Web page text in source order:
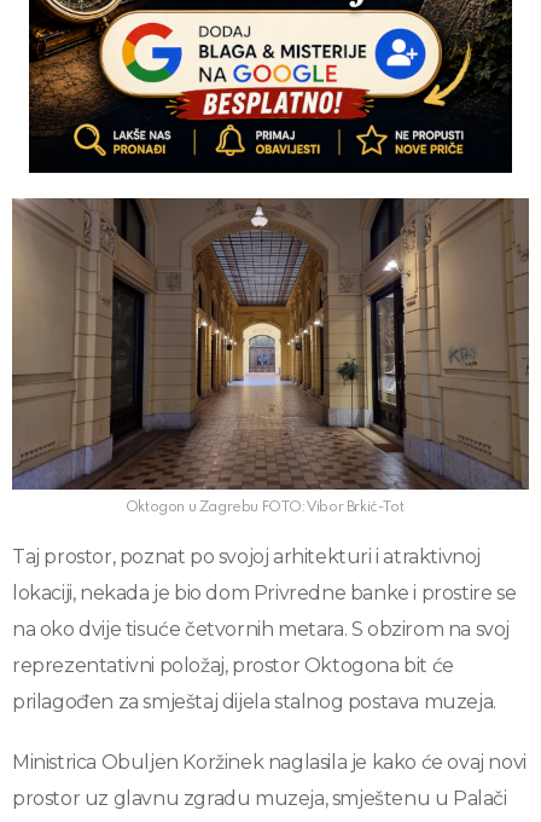
Oktogon u Zagrebu FOTO: Vibor Brkić-Tot
Taj prostor, poznat po svojoj arhitekturi i atraktivnoj
lokaciji, nekada je bio dom Privredne banke i prostire se
na oko dvije tisuće četvornih metara. S obzirom na svoj
reprezentativni položaj, prostor Oktogona bit će
prilagođen za smještaj dijela stalnog postava muzeja.
Ministrica Obuljen Koržinek naglasila je kako će ovaj novi
prostor uz glavnu zgradu muzeja, smještenu u Palači